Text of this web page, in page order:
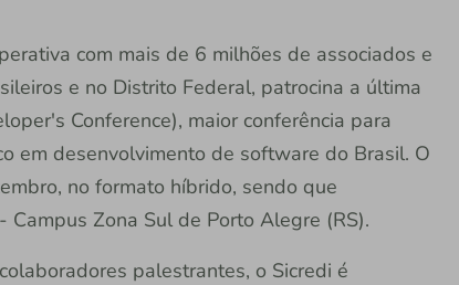
com mais de 6 milhões de associados e
e no Distrito Federal, patrocina a última
Conference), maior conferência para
em desenvolvimento de software do Brasil. O
no formato híbrido, sendo que
Zona Sul de Porto Alegre (RS).
palestrantes, o Sicredi é